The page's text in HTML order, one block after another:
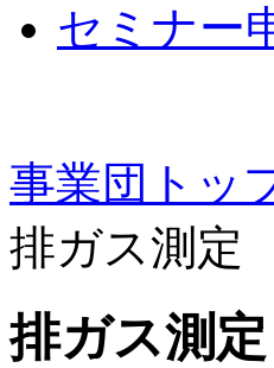
セミナー
事業団トッ
排ガス測定
排ガス測定